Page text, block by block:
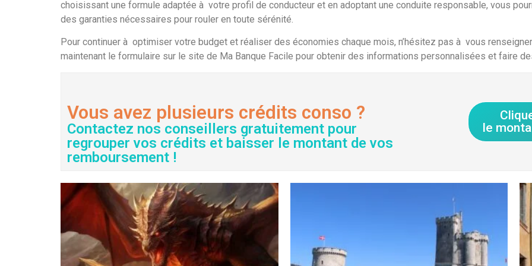
choisissant une formule adaptée à votre profil de conducteur et en adoptant une conduite responsable, vous
des garanties nécessaires pour rouler en toute sérénité.
Pour continuer à optimiser votre budget et réaliser des économies chaque mois, n’hésitez pas à vous
maintenant le formulaire sur le site de Ma Banque Facile pour obtenir des informations personnalisées et faire
Vous avez plusieurs crédits conso ?
Contactez nos conseillers gratuitement pour
regrouper vos crédits et baisser le montant de vos
remboursement !
le